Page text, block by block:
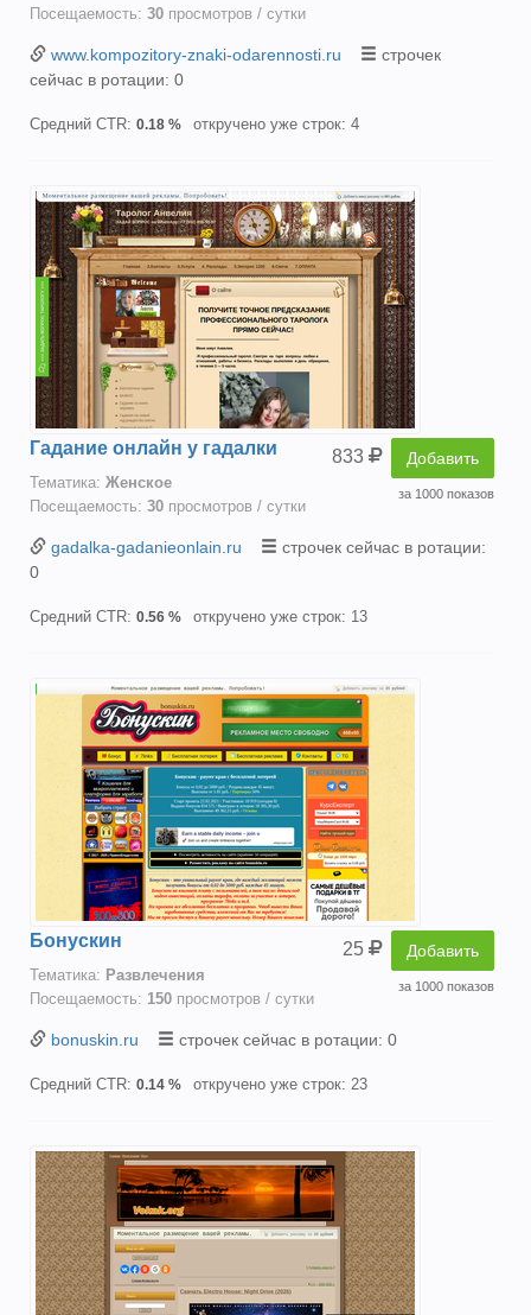
Посещаемость: 30 просмотров / сутки
www.kompozitory-znaki-odarennosti.ru
строчек
сейчас в ротации: 0
Средний CTR: 0.18 % откручено уже строк: 4
833 Добавить
за 1000 показов
Гадание онлайн у гадалки
Тематика: Женское
Посещаемость: 30 просмотров / сутки
gadalka-gadanieonlain.ru
строчек сейчас в ротации:
0
Средний CTR: 0.56 % откручено уже строк: 13
25 Добавить
за 1000 показов
Бонускин
Тематика: Развлечения
Посещаемость: 150 просмотров / сутки
bonuskin.ru строчек сейчас в ротации: 0
Средний CTR: 0.14 % откручено уже строк: 23